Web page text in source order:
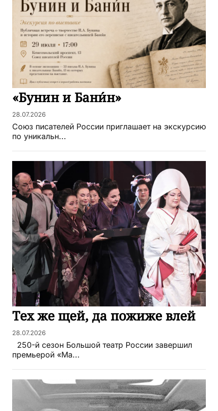
«Бунин и Бани́н»
28.07.2026
Союз писателей России приглашает на экскурсию
по уникальн...
Тех же щей, да пожиже влей
28.07.2026
250-й сезон Большой театр России завершил
премьерой «Ма...